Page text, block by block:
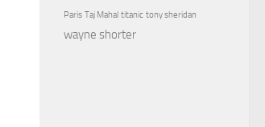
Paris Taj Mahal titanic tony sheridan
wayne shorter